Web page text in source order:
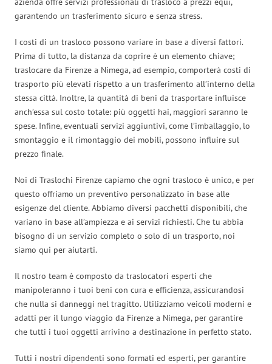
garantendo un trasferimento sicuro e senza stress.
I costi di un trasloco possono variare in base a diversi fattori.
Prima di tutto, la distanza da coprire è un elemento chiave;
traslocare da Firenze a Nimega, ad esempio, comporterà costi di
trasporto più elevati rispetto a un trasferimento all’interno della
stessa città. Inoltre, la quantità di beni da trasportare influisce
anch’essa sul costo totale: più oggetti hai, maggiori saranno le
spese. Infine, eventuali servizi aggiuntivi, come l’imballaggio, lo
smontaggio e il rimontaggio dei mobili, possono influire sul
prezzo finale.
Noi di Traslochi Firenze capiamo che ogni trasloco è unico, e per
questo offriamo un preventivo personalizzato in base alle
esigenze del cliente. Abbiamo diversi pacchetti disponibili, che
variano in base all’ampiezza e ai servizi richiesti. Che tu abbia
bisogno di un servizio completo o solo di un trasporto, noi
siamo qui per aiutarti.
Il nostro team è composto da traslocatori esperti che
manipoleranno i tuoi beni con cura e efficienza, assicurandosi
che nulla si danneggi nel tragitto. Utilizziamo veicoli moderni e
adatti per il lungo viaggio da Firenze a Nimega, per garantire
che tutti i tuoi oggetti arrivino a destinazione in perfetto stato.
Tutti i nostri dipendenti sono formati ed esperti, per garantire